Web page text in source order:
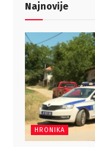
Najnovije
HRONIKA